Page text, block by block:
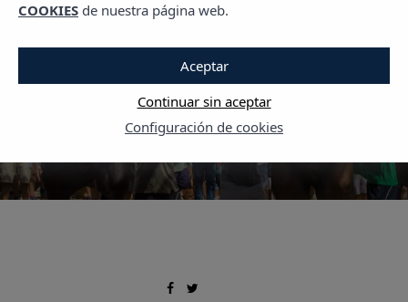
COOKIES de nuestra página web.
Configuración de cookies
Continuar sin aceptar
Aceptar